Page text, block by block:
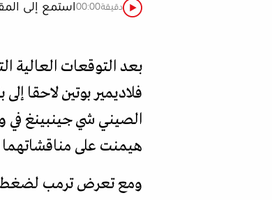
استمع إلى00:00دقيقة
بعد التوقعات العالية
فلاديمير بوتين لاحقا
الصيني شي جينبينغ في
هيمنت على
ومع تعرض ترمب لضغط